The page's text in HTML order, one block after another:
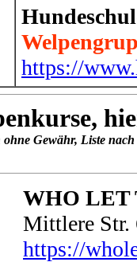
https://
ohne Gewähr, Liste
WHO LET
Mittlere Str.
https://